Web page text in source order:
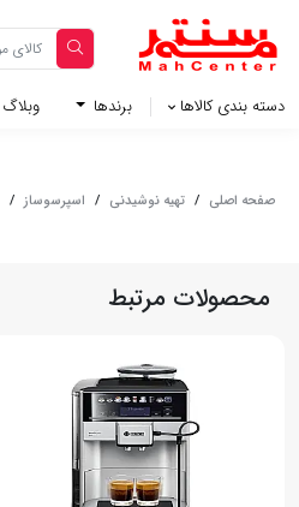
دسته بندی کالاها برندها وبلاگ‌
صفحه اصلی / تهیه نوشیدنی / اسپرسوساز /
محصولات مرتبط